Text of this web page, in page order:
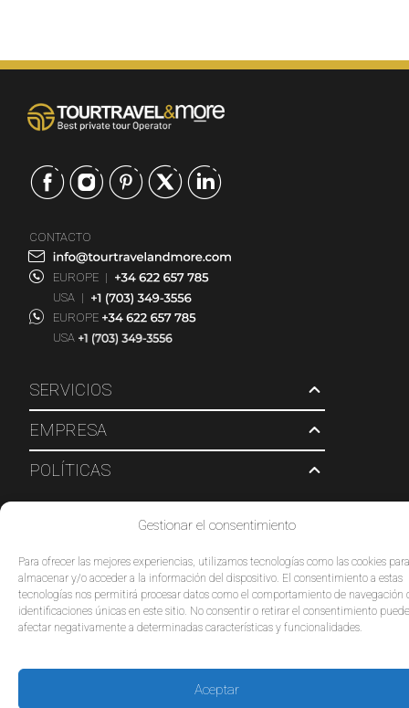
Gestionar el consentimiento
Para ofrecer las mejores experiencias, utilizamos tecnologías como las cookies para
almacenar y/o acceder a la información del dispositivo. El consentimiento a estas
tecnologías nos permitirá procesar datos como el comportamiento de navegación
identificaciones únicas en este sitio. No consentir o retirar el consentimiento puede
afectar negativamente a determinadas características y funcionalidades.
Aceptar
SERVICIOS
EMPRESA
POLÍTICAS
CONTACTO
EUROPE |
USA |
EUROPE
USA
© 2026 Tour Travel & More. Todos los derechos reservados.